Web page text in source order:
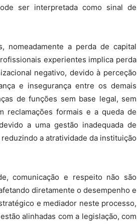
ser interpretada como sinal de
nomeadamente a perda de capital
experientes implica perda
negativo, devido à perceção
e insegurança entre os demais
de funções sem base legal, sem
reclamações formais e a queda de
a uma gestão inadequada de
a atratividade da instituição
comunicação e respeito não são
diretamente o desempenho e
e mediador neste processo,
alinhadas com a legislação, com